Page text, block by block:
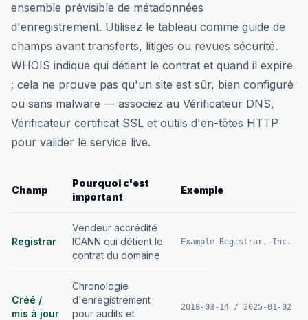
ensemble prévisible de métadonnées
d'enregistrement. Utilisez le tableau comme guide de
champs avant transferts, litiges ou revues sécurité.
WHOIS indique qui détient le contrat et quand il expire
; cela ne prouve pas qu'un site est sûr, bien configuré
ou sans malware — associez au Vérificateur DNS,
Vérificateur certificat SSL et outils d'en-têtes HTTP
pour valider le service live.
Champ
Pourquoi c'est
important
Exemple
Registrar
Vendeur accrédité
ICANN qui détient le
contrat du domaine
Example Registrar, Inc.
Créé /
mis à jour
Chronologie
d'enregistrement
pour audits et
2018-03-14 / 2025-01-02